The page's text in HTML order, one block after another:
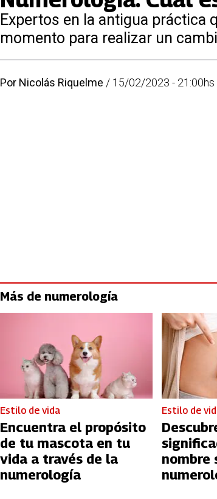
Expertos en la antigua práctica
momento para realizar un
Por Nicolás Riquelme / 15/02/2023 - 21:00hs
Más de numerología
Estilo de vida
Encuentra el propósito
de tu mascota en tu
vida a través de la
numerología
Estilo de
nombre